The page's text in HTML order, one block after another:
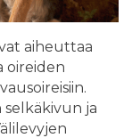
aiheuttaa
oireiden
selkäkivun ja